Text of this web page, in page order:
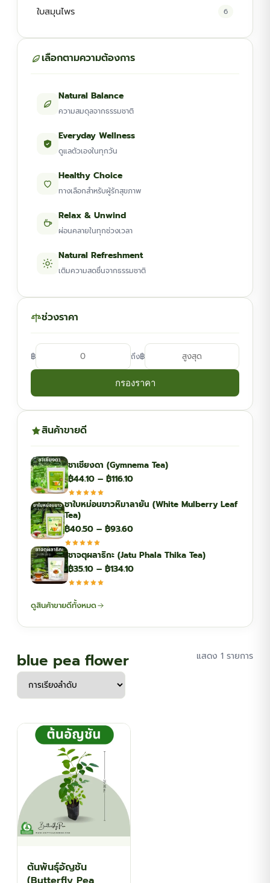
ใบสมุนไพร 6
เลือกตามความต้องการ
Natural Balance
ความสมดุลจากธรรมชาติ
Everyday Wellness
ดูแลตัวเองในทุกวัน
Healthy Choice
ทางเลือกสำหรับผู้รักสุขภาพ
Relax & Unwind
ผ่อนคลายในทุกช่วงเวลา
Natural Refreshment
เติมความสดชื่นจากธรรมชาติ
ช่วงราคา
฿ ถึง฿
กรองราคา
สินค้าขายดี
ชาเชียงดา (Gymnema Tea)
฿44.10 – ฿116.10Price
฿44.10
฿116.10
ชาใบหม่อนขาวหิมาลายัน (White Mulberry Leaf
Tea)
฿40.50 – ฿93.60Price
฿40.50
through
ชาจตุผลาธิกะ (Jatu Phala Thika Tea)
฿35.10 – ฿134.10Price
ดูสินค้าขายดีทั้งหมด
blue pea flower แสดง 1 รายการ
ต้นพันธุ์อัญชัน